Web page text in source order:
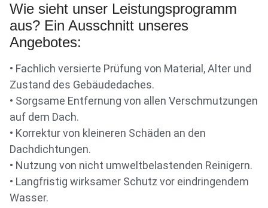
Wie sieht unser Leistungsprogramm
aus? Ein Ausschnitt unseres
Angebotes:
• Fachlich versierte Prüfung von Material, Alter und
Zustand des Gebäudedaches.
• Sorgsame Entfernung von allen Verschmutzungen
auf dem Dach.
• Korrektur von kleineren Schäden an den
Dachdichtungen.
• Nutzung von nicht umweltbelastenden Reinigern.
• Langfristig wirksamer Schutz vor eindringendem
Wasser.